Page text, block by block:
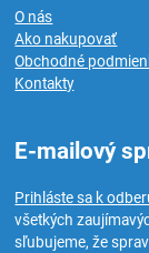
O nás
Ako nakupovať
Obchodné
Kontakty
E-mailový
Prihláste sa k
všetkých
sľubujeme, že